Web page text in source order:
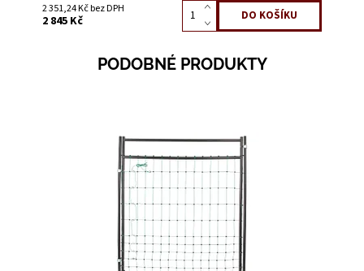
2 351,24 Kč bez DPH
2 845 Kč
PODOBNÉ PRODUKTY
Skladem 12
3641A